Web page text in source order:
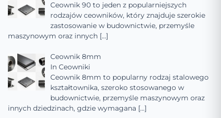
Ceownik 90 to jeden z popularniejszych
rodzajów ceowników, który znajduje szerokie
zastosowanie w budownictwie, przemyśle
maszynowym oraz innych […]
Ceownik 8mm
In Ceowniki
Ceownik 8mm to popularny rodzaj stalowego
kształtownika, szeroko stosowanego w
budownictwie, przemyśle maszynowym oraz
innych dziedzinach, gdzie wymagana […]